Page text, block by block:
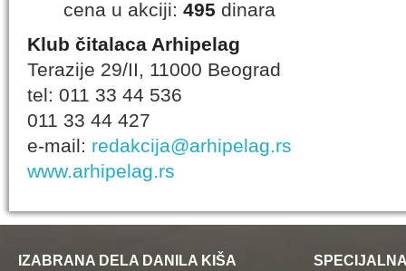
cena u akciji: 495 dinara
Klub čitalaca Arhipelag
Terazije 29/II, 11000 Beograd
tel: 011 33 44 536
011 33 44 427
e-mail: redakcija@arhipelag.rs
www.arhipelag.rs
IZABRANA DELA DANILA KIŠA